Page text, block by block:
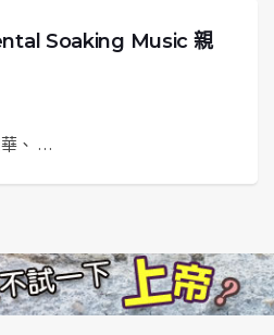
Soaking Music 親
、 …